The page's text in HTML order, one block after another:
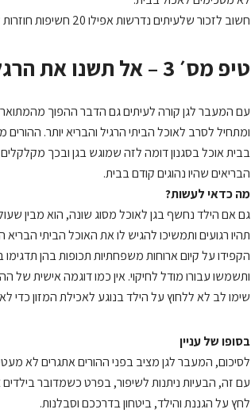
חשוב לזכור שלעיתים נדרשות אפילו 20 חשיפות חוזרות למאכל מסויים עד שהילד יהיה מוכן לאכול ממנו.
טיפ מס׳ 3 – אל תשנו את הרגלי האכילה הבריאים בבית
עם המעבר לגן קורה לעיתים גם הדבר ההפוך
ומתחיל לסרב לאוכל הביתי הרגיל והבריא יותר.
בבית אוכל בסגנון דומה לזה שמוגש בגן ובכך
הבריאים שהיו נהוגים קודם בבית.
מה כדאי לעשות?
גם אם הילד נחשף בגן לאוכל מסוג שונה, הוא מבין
תהיו רגועים ותמשיכו להגיש לו את האוכל הביתי
הקפידו על קיום ארוחות משפחתיות תכופות בהן
ותשמשו עבורו מודל לחיקוי. אין כמו דוגמה אישית של
שימו לב לא ללחוץ על הילד בנוגע לאכילת המזון
בסופו של עניין
לסיכום, המעבר לגן מציב בפני ההורים אתגרים לא
עם זה, הבעיות ניתנות לשיפור, בפרט כשמדובר
לחץ על הגננת והילד, ביטחון בדרככם וסבלנות.